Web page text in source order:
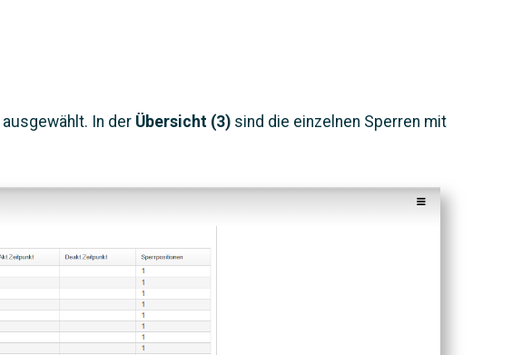
ausgewählt. In der Übersicht (3) sind die einzelnen Sperren mit